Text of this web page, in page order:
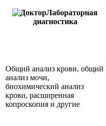
Лабораторная
диагностика
Общий анализ крови, общий
анализ мочи,
биохимический анализ
крови, расширенная
копроскопия и другие